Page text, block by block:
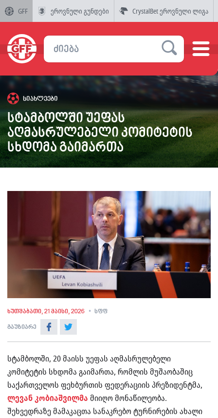
GFF ეროვნული გუნდები CrystalBet ეროვნული ლიგა
სიახლეები
სტამბოლში უეფას
აღმასრულებელი კომიტეტის
სხდომა გაიმართა
ხუთშაბათი, 21 მაისი, 2026 სფფ
გაუზიარე
სტამბოლში, 20 მაისს უეფას აღმასრულებელი
კომიტეტის სხდომა გაიმართა, რომლის მუშაობაშიც
საქართველოს ფეხბურთის ფედერაციის პრეზიდენტმა,
ლევან კობიაშვილმა მიიღო მონაწილეობა.
შეხვედრაზე მამაკაცთა სანაკრებო ტურნირების ახალი